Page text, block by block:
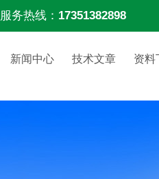
服务热线： 17351382898
新闻中心 技术文章 资料